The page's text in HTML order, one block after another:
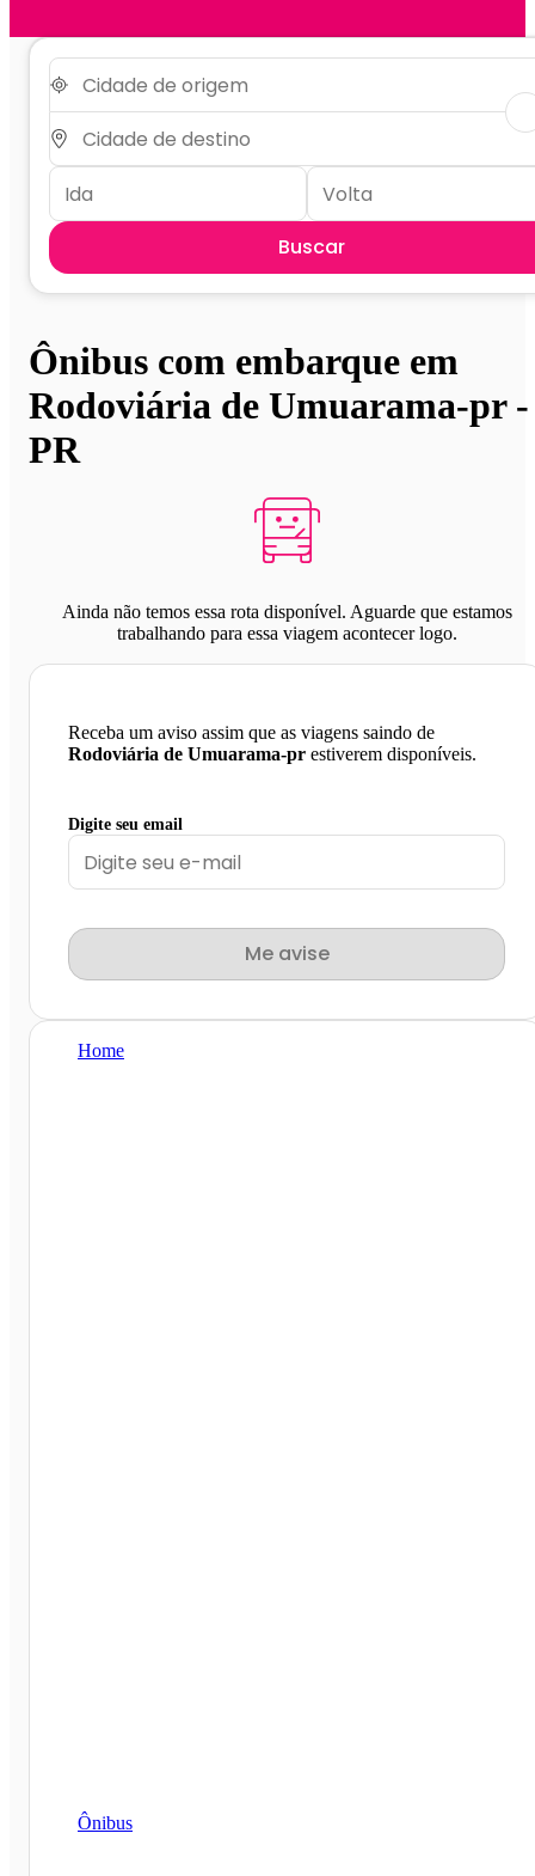
Buscar
Ônibus com embarque em
Rodoviária de Umuarama-pr -
PR
Ainda não temos essa rota disponível. Aguarde que estamos
trabalhando para essa viagem acontecer logo.
Receba um aviso assim que as viagens saindo de
Rodoviária de Umuarama-pr estiverem disponíveis.
Digite seu email
Me avise
Home
Ônibus